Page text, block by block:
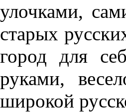
улочками,
старых
город для
руками,
широкой